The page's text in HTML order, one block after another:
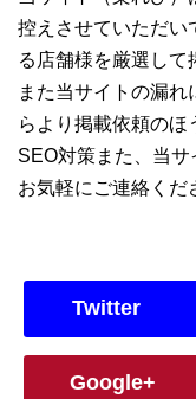
控えさせていただい
る店舗様を厳選して
また当サイトの漏
らより掲載依頼の
SEO対策また、当
お気軽にご連絡くだ
Twitter
Google+